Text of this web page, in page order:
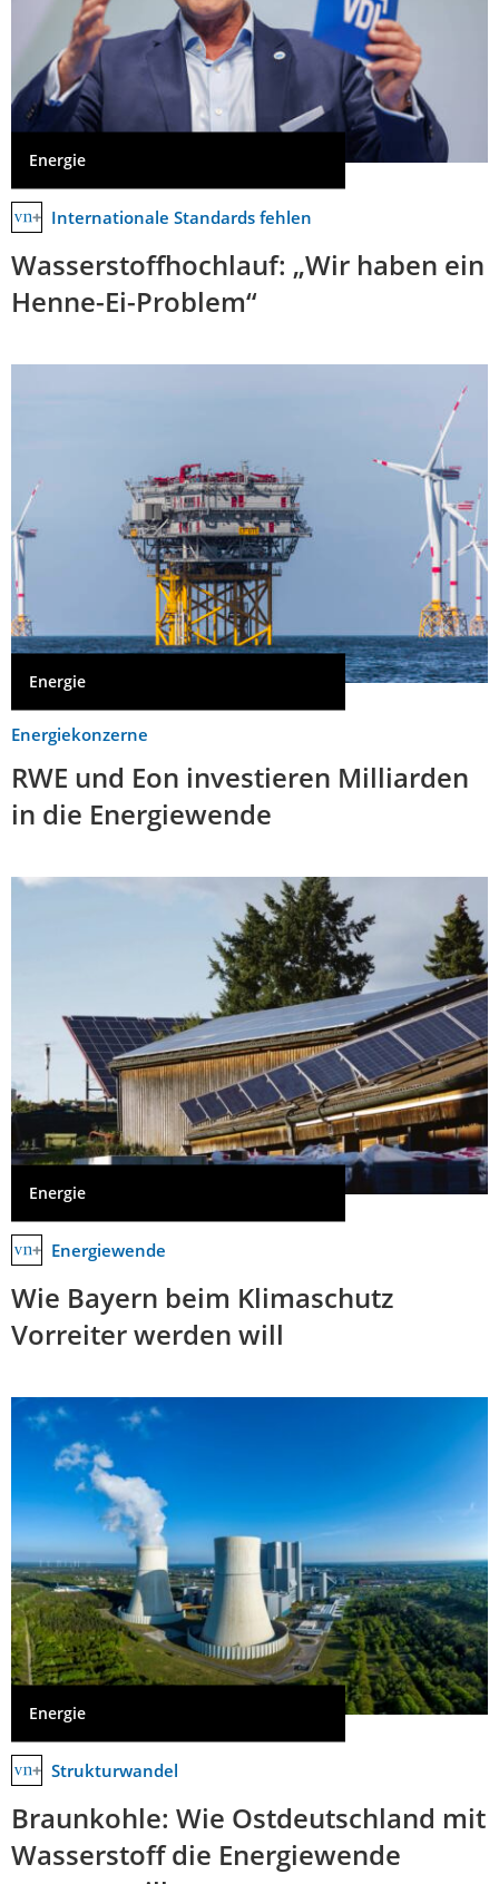
Energie
Internationale Standards fehlen
Wasserstoffhochlauf: „Wir haben ein
Henne-Ei-Problem“
Energie
Energiekonzerne
RWE und Eon investieren Milliarden
in die Energiewende
Energie
Energiewende
Wie Bayern beim Klimaschutz
Vorreiter werden will
Energie
Strukturwandel
Braunkohle: Wie Ostdeutschland mit
Wasserstoff die Energiewende